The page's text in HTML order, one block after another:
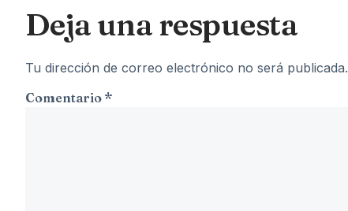
Deja una respuesta
Tu dirección de correo electrónico no será publicada.
Comentario *